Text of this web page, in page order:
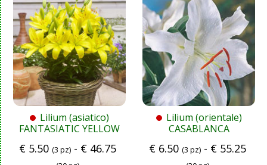
Lilium (asiatico)
FANTASIATIC YELLOW
€ 5.50 (3 pz) - € 46.75
Lilium (orientale)
CASABLANCA
€6.50 (3 pz)- €55.25